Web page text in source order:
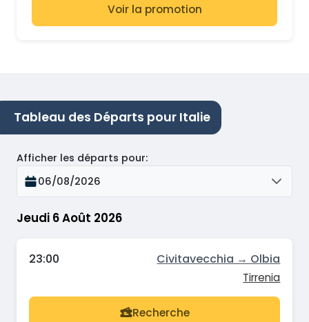
Voir la promotion
Tableau des Départs pour Italie
Jeudi 6 Août 2026
Afficher les départs pour:
06/08/2026
23:00 Civitavecchia → Olbia
Tirrenia
Recherche